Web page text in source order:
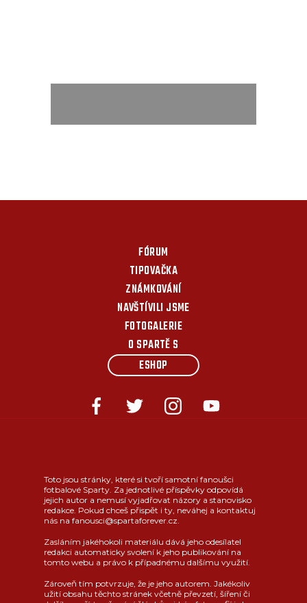
FÓRUM
TIPOVAČKA
ZNÁMKOVÁNÍ
NAVŠTÍVILI JSME
FOTOGALERIE
O SPARTĚ S
ESHOP
Toto jsou stránky, které si tvoří samotní fanoušci
fotbalové Sparty. Za jednotlivé příspěvky odpovídá
jejich autor a nemusí vyjadřovat názory a stanovisko
redakce. Pokud chceš přispět i ty, neváhej a kontaktuj
nás na fanousci@spartaforever.cz.
Zasláním jakéhokoli materiálu dává jeho odesílatel
redakci automaticky svolení k jeho publikování na
tomto webu a právo k případnému dalšímu využití.
Zároveň tím potvrzuje, že je jeho autorem. Jakékoliv
užití obsahu těchto stránek včetně převzetí, šíření či